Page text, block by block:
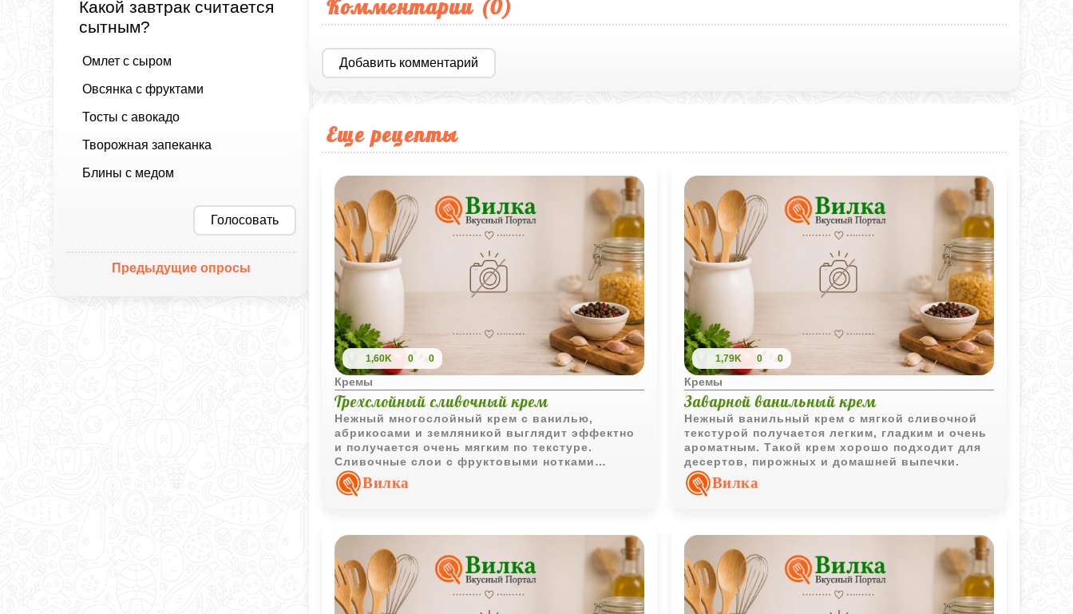
Какой завтрак считается
сытным?
Омлет с сыром
Овсянка с фруктами
Тосты с авокадо
Творожная запеканка
Блины с медом
Голосовать
Предыдущие опросы
Комментарии (0)
Добавить комментарий
Еще рецепты
1,60K 0 0
Кремы
Трехслойный сливочный крем
Нежный многослойный крем с ванилью,
абрикосами и земляникой выглядит эффектно
и получается очень мягким по текстуре.
Сливочные слои с фруктовыми нотками
делают десерт одновременно легким и
насыщенным.
Вилка
1,79K 0 0
Кремы
Заварной ванильный крем
Нежный ванильный крем с мягкой сливочной
текстурой получается легким, гладким и очень
ароматным. Такой крем хорошо подходит для
десертов, пирожных и домашней выпечки.
Вилка